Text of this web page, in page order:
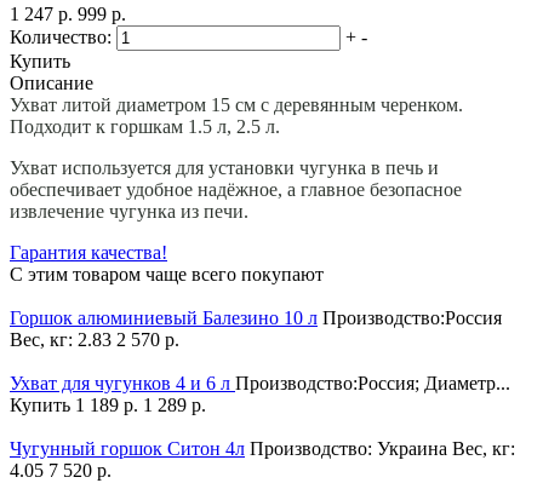
1 247 р. 999 р.
Количество:
+ -
Купить
Описание
Ухват литой диаметром 15 см c деревянным черенком.
Подходит к горшкам 1.5 л, 2.5 л.
Ухват используется для установки чугунка в печь и
обеспечивает удобное надёжное, а главное безопасное
извлечение чугунка из печи.
Гарантия качества!
С этим товаром чаще всего покупают
Горшок алюминиевый Балезино 10 л Производство:Россия
Вес, кг: 2.83 2 570 р.
Ухват для чугунков 4 и 6 л Производство:Россия; Диаметр...
Купить 1 189 р. 1 289 р.
Чугунный горшок Ситон 4л Производство: Украина Вес, кг:
4.05 7 520 р.